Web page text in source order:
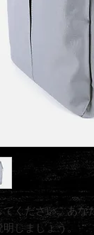
ください。あ
しましょう。